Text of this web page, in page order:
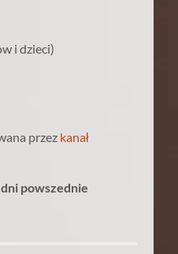
i dzieci)
przez kanał
powszednie